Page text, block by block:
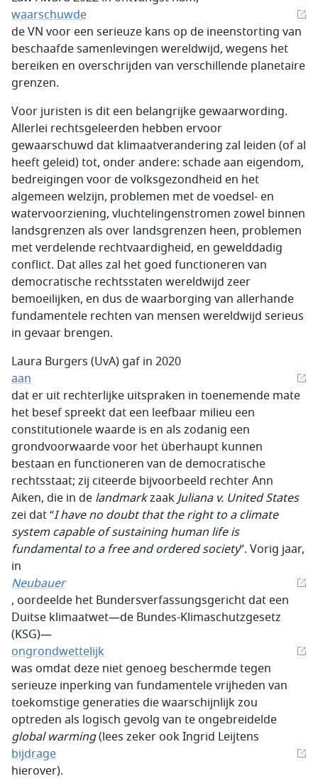
waarschuwde
de VN voor een serieuze kans op de ineenstorting van
beschaafde samenlevingen wereldwijd, wegens het
bereiken en overschrijden van verschillende planetaire
grenzen.
Voor juristen is dit een belangrijke gewaarwording.
Allerlei rechtsgeleerden hebben ervoor
gewaarschuwd dat klimaatverandering zal leiden (of al
heeft geleid) tot, onder andere: schade aan eigendom,
bedreigingen voor de volksgezondheid en het
algemeen welzijn, problemen met de voedsel- en
watervoorziening, vluchtelingenstromen zowel binnen
landsgrenzen als over landsgrenzen heen, problemen
met verdelende rechtvaardigheid, en gewelddadig
conflict. Dat alles zal het goed functioneren van
democratische rechtsstaten wereldwijd zeer
bemoeilijken, en dus de waarborging van allerhande
fundamentele rechten van mensen wereldwijd serieus
in gevaar brengen.
Laura Burgers (UvA) gaf in 2020
aan
dat er uit rechterlijke uitspraken in toenemende mate
het besef spreekt dat een leefbaar milieu een
constitutionele waarde is en als zodanig een
grondvoorwaarde voor het überhaupt kunnen
bestaan en functioneren van de democratische
rechtsstaat; zij citeerde bijvoorbeeld rechter Ann
Aiken, die in de landmarkzaakJuliana v. United States
zei dat “I have no doubt that the right to a climate
system capable of sustaining human life is
fundamental to a free and ordered society”. Vorig jaar,
in
Neubauer
, oordeelde het Bundersverfassungsgericht dat een
Duitse klimaatwet—de Bundes-Klimaschutzgesetz
(KSG)—
ongrondwettelijk
was omdat deze niet genoeg beschermde tegen
serieuze inperking van fundamentele vrijheden van
toekomstige generaties die waarschijnlijk zou
optreden als logisch gevolg van te ongebreidelde
global warming(lees zeker ook Ingrid Leijtens
bijdrage
hierover).